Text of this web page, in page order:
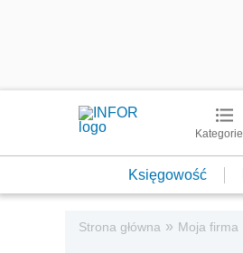
Kategorie
Księgowość
Strona główna » Moja firma